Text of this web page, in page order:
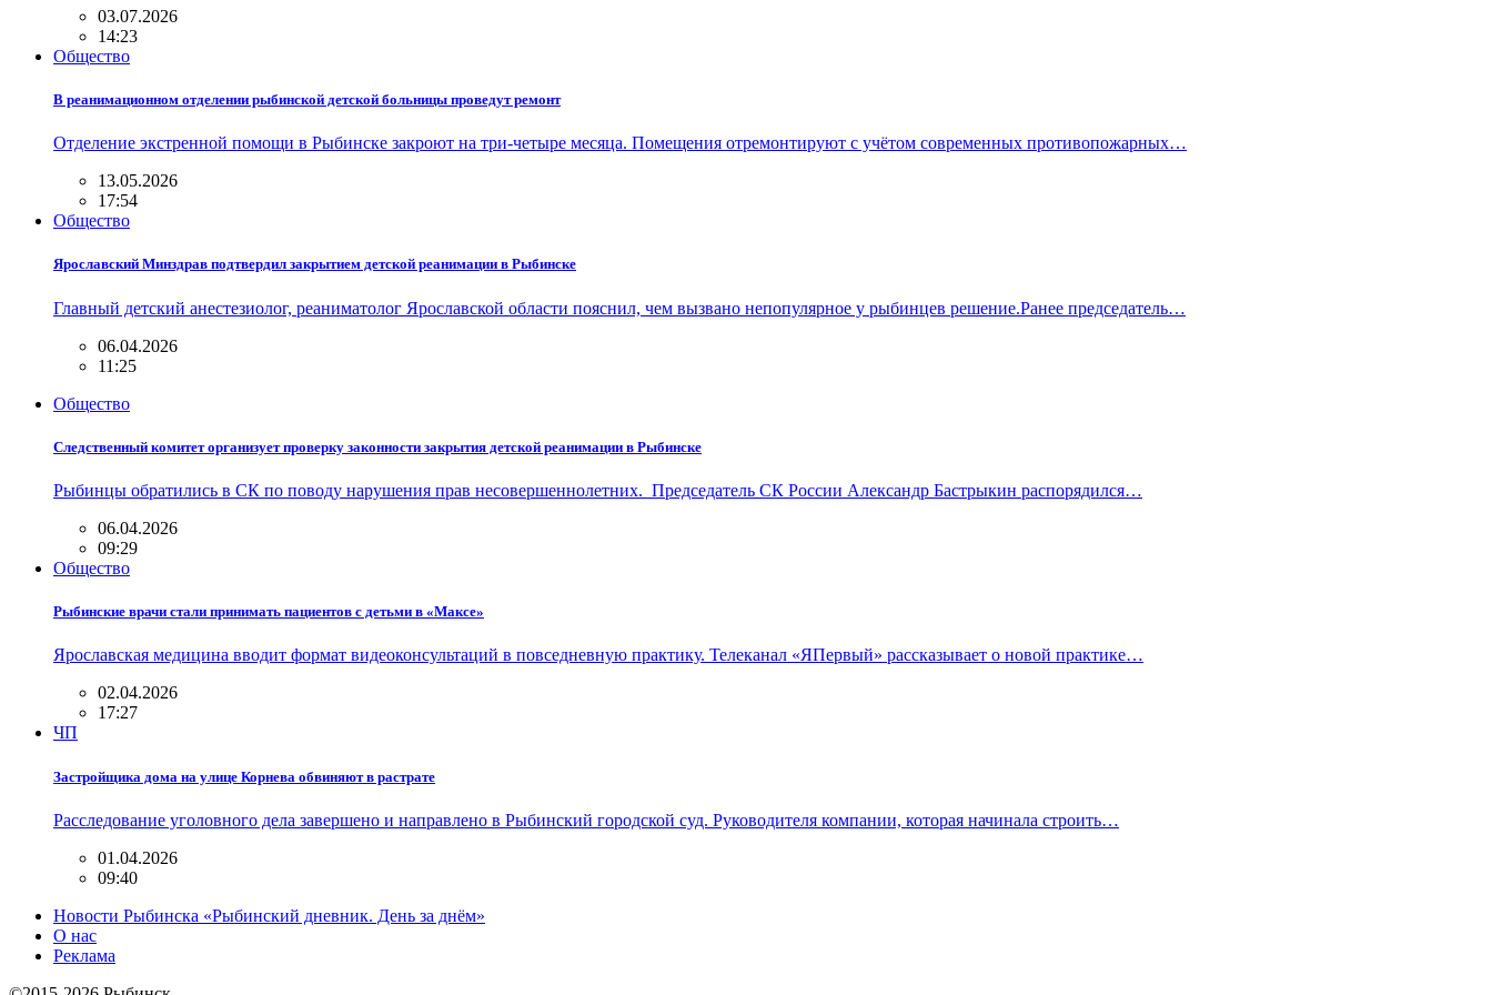
03.07.2026
14:23
Общество
В реанимационном отделении рыбинской детской больницы проведут ремонт
Отделение экстренной помощи в Рыбинске закроют на три-четыре месяца. Помещения отремонтируют с учётом современных противопожарных…
13.05.2026
17:54
Общество
Ярославский Минздрав подтвердил закрытием детской реанимации в Рыбинске
Главный детский анестезиолог, реаниматолог Ярославской области пояснил, чем вызвано непопулярное у рыбинцев решение.Ранее председатель…
06.04.2026
11:25
Общество
Следственный комитет организует проверку законности закрытия детской реанимации в Рыбинске
Рыбинцы обратились в СК по поводу нарушения прав несовершеннолетних. Председатель СК России Александр Бастрыкин распорядился…
06.04.2026
09:29
Общество
Рыбинские врачи стали принимать пациентов с детьми в «Максе»
Ярославская медицина вводит формат видеоконсультаций в повседневную практику. Телеканал «ЯПервый» рассказывает о новой практике…
02.04.2026
17:27
ЧП
Застройщика дома на улице Корнева обвиняют в растрате
Расследование уголовного дела завершено и направлено в Рыбинский городской суд. Руководителя компании, которая начинала строить…
01.04.2026
09:40
Новости Рыбинска «Рыбинский дневник. День за днём»
О нас
Реклама